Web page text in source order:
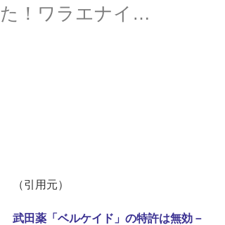
た！ワラエナイ…
（引用元）
武田薬「ベルケイド」の特許は無効－